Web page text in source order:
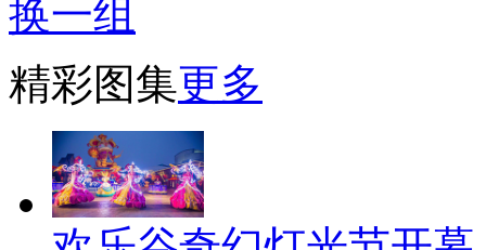
换一组
精彩图集更多